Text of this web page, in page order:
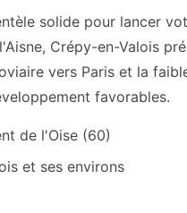
solide pour lancer
Crépy-en-Valois
vers Paris et la
favorables.
de l'Oise (60)
et ses environs